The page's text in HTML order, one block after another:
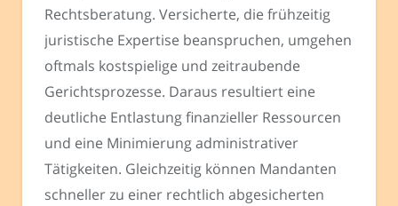
Rechtsberatung. Versicherte, die frühzeitig
juristische Expertise beanspruchen, umgehen
oftmals kostspielige und zeitraubende
Gerichtsprozesse. Daraus resultiert eine
deutliche Entlastung finanzieller Ressourcen
und eine Minimierung administrativer
Tätigkeiten. Gleichzeitig können Mandanten
schneller zu einer rechtlich abgesicherten